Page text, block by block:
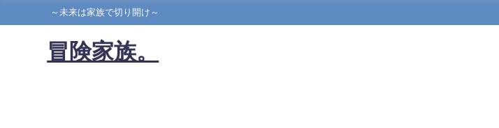
～未来は家族で切り開け～
冒険家族。